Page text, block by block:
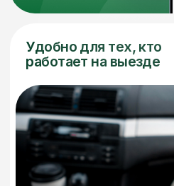
номера клиента